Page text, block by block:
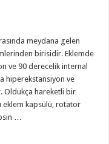
meydana gelen
birisidir. Eklemde
ve 90 derecelik internal
hiperekstansiyon ve
Oldukça hareketli bir
eklem kapsülü, rotator
…